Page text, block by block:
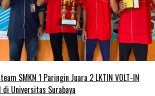
SMKN 1 Paringin Juara 2 LKTIN VOLT-IN
di Universitas Surabaya